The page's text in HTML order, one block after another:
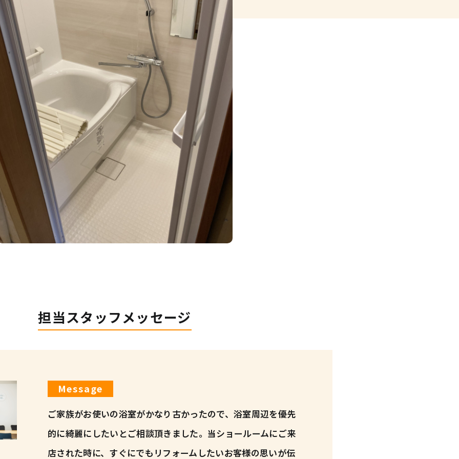
担当スタッフメッセージ
Message
ご家族がお使いの浴室がかなり古かったので、浴室周辺を優先
的に綺麗にしたいとご相談頂きました。当ショールームにご来
店された時に、すぐにでもリフォームしたいお客様の思いが伝